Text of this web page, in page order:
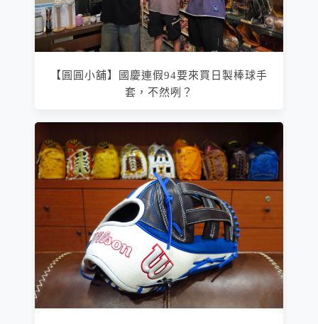
【圓圓小舖】國慶連假94要來買日製棒球手
套，不然咧？